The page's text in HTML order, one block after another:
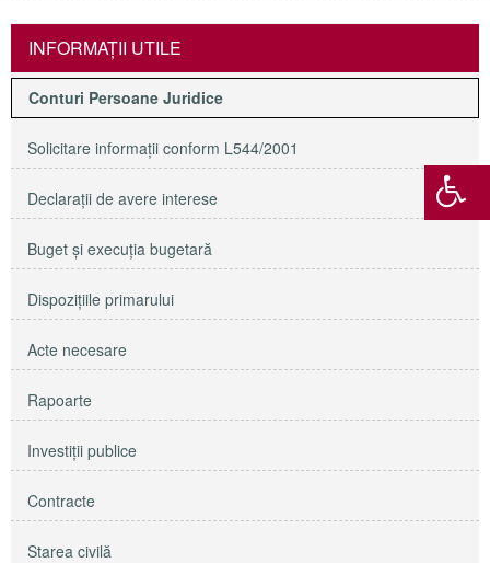
INFORMAŢII UTILE
Conturi Persoane Juridice
Solicitare informaţii conform L544/2001
Declaraţii de avere interese
Buget şi execuţia bugetară
Dispoziţiile primarului
Acte necesare
Rapoarte
Investiţii publice
Contracte
Starea civilă